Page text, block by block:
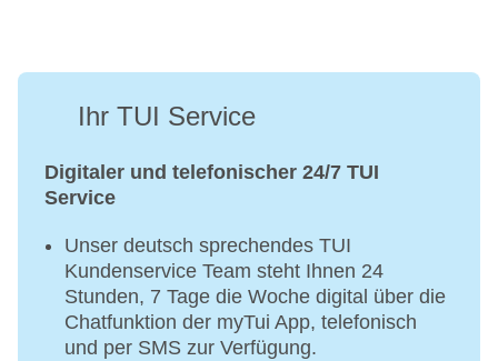
Ihr TUI Service
Digitaler und telefonischer 24/7 TUI
Service
Unser deutsch sprechendes TUI
Kundenservice Team steht Ihnen 24
Stunden, 7 Tage die Woche digital über die
Chatfunktion der myTui App, telefonisch
und per SMS zur Verfügung.